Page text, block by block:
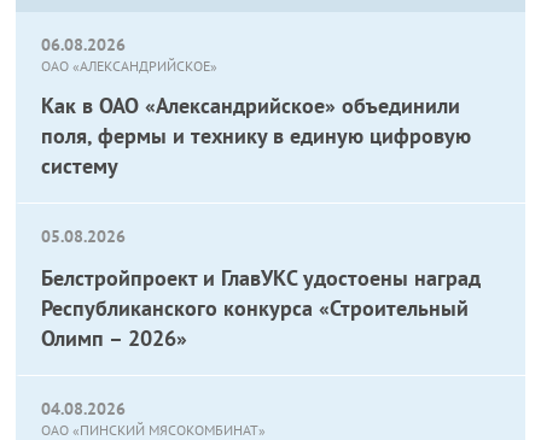
06.08.2026
ОАО «АЛЕКСАНДРИЙСКОЕ»
Как в ОАО «Александрийское» объединили
поля, фермы и технику в единую цифровую
систему
05.08.2026
Белстройпроект и ГлавУКС удостоены наград
Республиканского конкурса «Строительный
Олимп – 2026»
04.08.2026
ОАО «ПИНСКИЙ МЯСОКОМБИНАТ»